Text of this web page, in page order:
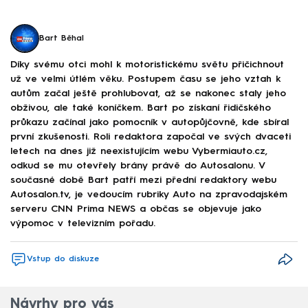
Bart Běhal
Díky svému otci mohl k motoristickému světu přičichnout
už ve velmi útlém věku. Postupem času se jeho vztah k
autům začal ještě prohlubovat, až se nakonec staly jeho
obživou, ale také koníčkem. Bart po získaní řidičského
průkazu začínal jako pomocník v autopůjčovně, kde sbíral
první zkušenosti. Roli redaktora započal ve svých dvaceti
letech na dnes již neexistujícím webu Vybermiauto.cz,
odkud se mu otevřely brány právě do Autosalonu. V
současné době Bart patří mezi přední redaktory webu
Autosalon.tv, je vedoucím rubriky Auto na zpravodajském
serveru CNN Prima NEWS a občas se objevuje jako
výpomoc v televizním pořadu.
Vstup do diskuze
Návrhy pro vás